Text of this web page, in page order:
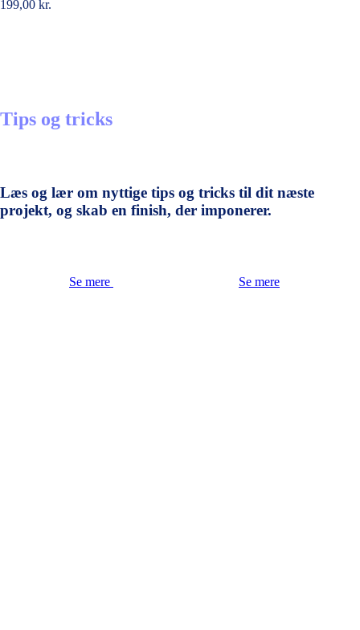
199,00 kr.
Tips og tricks
Læs og lær om nyttige tips og tricks til dit næste
projekt, og skab en finish, der imponerer.
Se mere Se mere